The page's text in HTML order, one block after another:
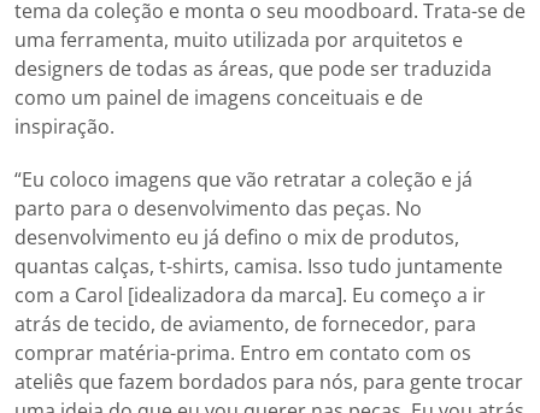
tema da coleção e monta o seu moodboard. Trata-se de
uma ferramenta, muito utilizada por arquitetos e
designers de todas as áreas, que pode ser traduzida
como um painel de imagens conceituais e de
inspiração.
“Eu coloco imagens que vão retratar a coleção e já
parto para o desenvolvimento das peças. No
desenvolvimento eu já defino o mix de produtos,
quantas calças, t-shirts, camisa. Isso tudo juntamente
com a Carol [idealizadora da marca]. Eu começo a ir
atrás de tecido, de aviamento, de fornecedor, para
comprar matéria-prima. Entro em contato com os
ateliês que fazem bordados para nós, para gente trocar